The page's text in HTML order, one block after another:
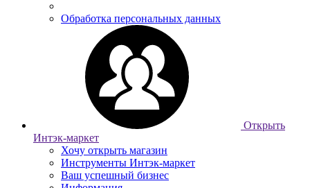
Обработка персональных данных
Открыть
Интэк-маркет
Хочу открыть магазин
Инструменты Интэк-маркет
Ваш успешный бизнес